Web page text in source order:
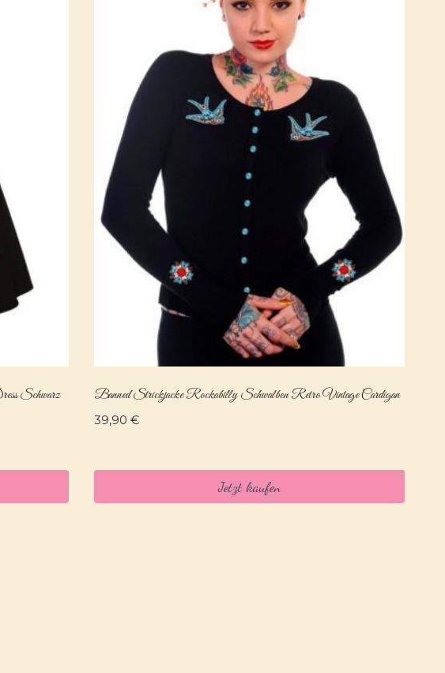
Schwarz
Banned Strickjacke Rockabilly Schwalben Retro Vintage Cardigan
39,90€
Jetzt kaufen